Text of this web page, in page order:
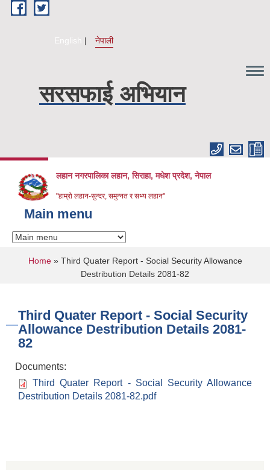
Skip to main content
English नेपाली
सरसफाई अभियान
लहान नगरपालिका लहान, सिराहा, मधेश प्रदेश, नेपाल
"हाम्रो लहान-सुन्दर, समुन्नत र सभ्य लहान"
Main menu
You are here
Home» Third Quater Report - Social Security Allowance
Destribution Details 2081-82
Third Quater Report - Social Security
Allowance Destribution Details 2081-
82
Documents:
Third Quater Report - Social Security Allowance
Destribution Details 2081-82.pdf